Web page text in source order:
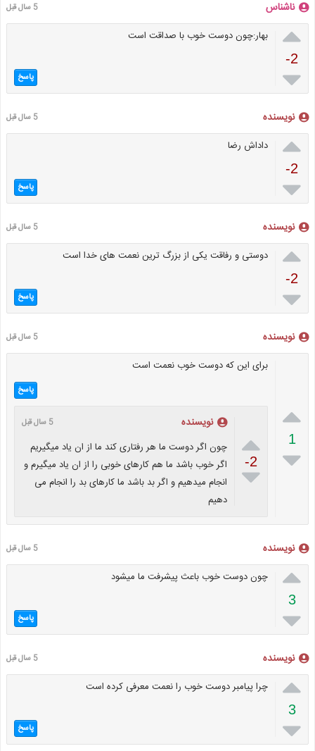
ناشناس 5 سال قبل

-2

بهار:چون دوست خوب با صداقت است
پاسخ
نویسنده 5 سال قبل

-2

داداش رضا
پاسخ
نویسنده 5 سال قبل

-2

دوستی و رفاقت یکی از بزرگ ترین نعمت های خدا است
پاسخ
نویسنده 5 سال قبل

1

برای این که دوست خوب نعمت است
پاسخ

-2

نویسنده 5 سال قبل
چون اگر دوست ما هر رفتاری کند ما از ان یاد میگیریم
اگر خوب باشد ما هم کارهای خوبی را از ان یاد میگیرم و
انجام میدهیم و اگر بد باشد ما کارهای بد را انجام می
دهیم
نویسنده 5 سال قبل

3

چون دوست خوب باعث پیشرفت ما میشود
پاسخ
نویسنده 5 سال قبل

3

چرا پیامبر دوست خوب را نعمت معرفی کرده است
پاسخ